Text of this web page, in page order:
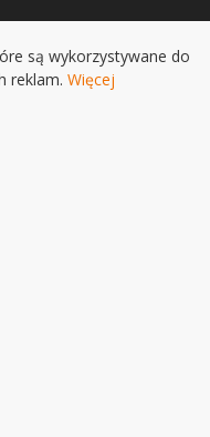
są wykorzystywane do
reklam. Więcej